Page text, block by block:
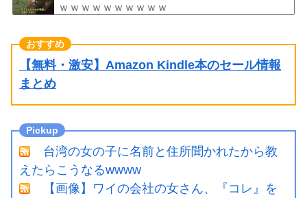
ｗｗｗｗｗｗｗｗｗｗ
【無料・激安】Amazon Kindle本のセール情報
まとめ
台湾の女の子に名前と住所聞かれたから教
えたらこうなるwwww
【画像】ワイの会社の女さん、『コレ』を